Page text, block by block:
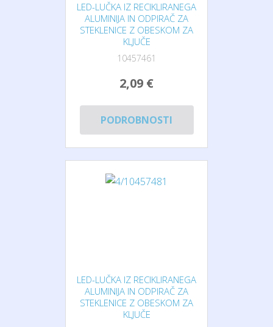
LED-LUČKA IZ RECIKLIRANEGA
ALUMINIJA IN ODPIRAČ ZA
STEKLENICE Z OBESKOM ZA
KLJUČE
10457461
2,09 €
PODROBNOSTI
LED-LUČKA IZ RECIKLIRANEGA
ALUMINIJA IN ODPIRAČ ZA
STEKLENICE Z OBESKOM ZA
KLJUČE